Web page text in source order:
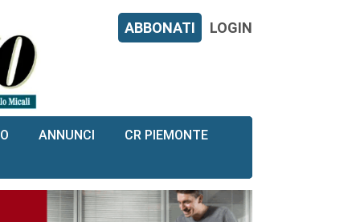
ABBONATI LOGIN
ANNUNCI CR PIEMONTE